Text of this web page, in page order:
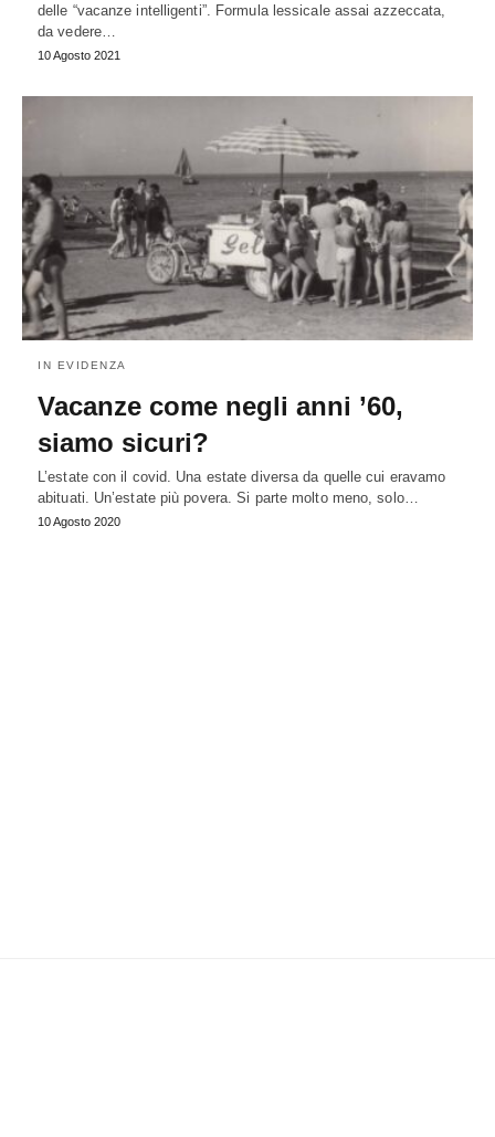
delle “vacanze intelligenti”. Formula lessicale assai azzeccata,
da vedere…
10 Agosto 2021
IN EVIDENZA
Vacanze come negli anni ’60,
siamo sicuri?
L’estate con il covid. Una estate diversa da quelle cui eravamo
abituati. Un’estate più povera. Si parte molto meno, solo…
10 Agosto 2020